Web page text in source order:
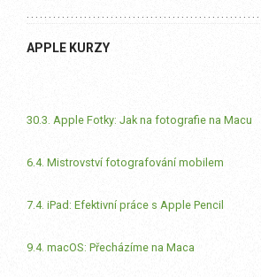
APPLE KURZY
30.3. Apple Fotky: Jak na fotografie na Macu
6.4. Mistrovství fotografování mobilem
7.4. iPad: Efektivní práce s Apple Pencil
9.4. macOS: Přecházíme na Maca